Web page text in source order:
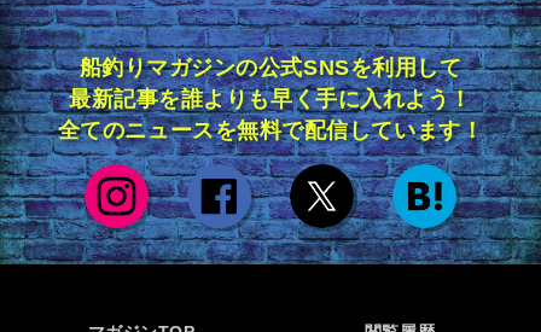
船釣りマガジンの公式SNSを利用して
最新記事を誰よりも早く手に入れよう！
全てのニュースを無料で配信しています！